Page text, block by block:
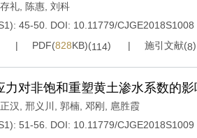
礼 陈惠 刘科
45-50. DOI: 10.11779/CJGE2018S1008
PDF(828KB)(114) 施引文献(8)
力对非饱和重塑黄土渗水系数的影
汉 邢义川 郭楠 邓刚
扈胜霞
51-56.
DOI: 10.11779/CJGE2018S1009